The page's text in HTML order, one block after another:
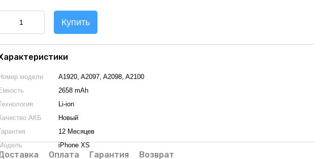
Купить
модели
A1920, A2097, A2098, A2100
2658 mAh
Li-ion
АКБ
Новый
12 Месяцев
iPhone XS
Оплата Гарантия Возврат